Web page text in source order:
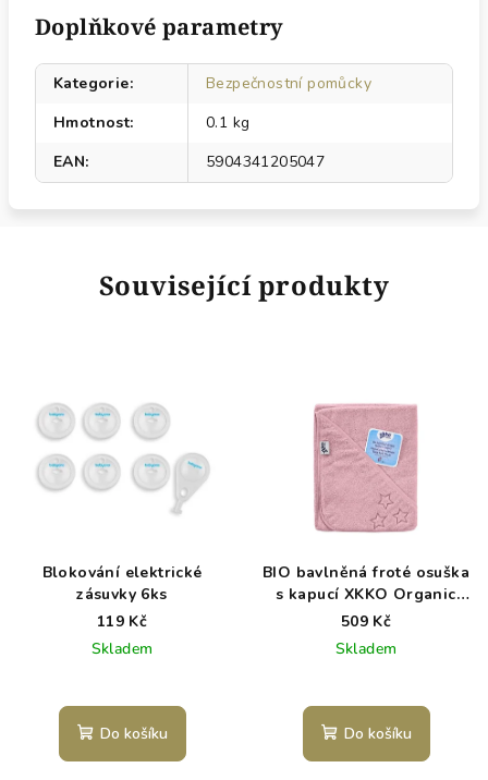
Doplňkové parametry
Kategorie:
Bezpečnostní pomůcky
Hmotnost:
0.1 kg
EAN: 5904341205047
Související produkty
Blokování elektrické
zásuvky 6ks
119 Kč
Skladem
Do košíku
BIO bavlněná froté osuška
s kapucí XKKO Organic
90x90 - Baby Pink Stars
509 Kč
Skladem
Do košíku